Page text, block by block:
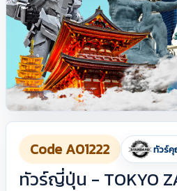
Code A01222 ทัวร์
ทัวร์ญี่ปุ่น - TOKYO